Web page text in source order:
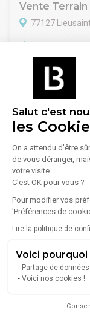
Salut c'est
les
On a attendu d'être
de vous déranger,
votre visite...
C'est OK pour vous ?
Pour modifier vos
'Préférences de
Lire la politique de
Voici
Partage de
Voici nos cookies !
Vente Terrain
77127
A Lieusaint, en
terrain d'une
viabilisé
Travaux publique,
Produit rare sur le
Affaire a saisir !!
Dispo immédiate
d'informations
Lire plus
Seine-et-
Meaux (6)
Torcy (3)
Pontault-Combault
Vaux-le-Pénil (2)
Montereau-Fault-
Dammarie-les-Lys